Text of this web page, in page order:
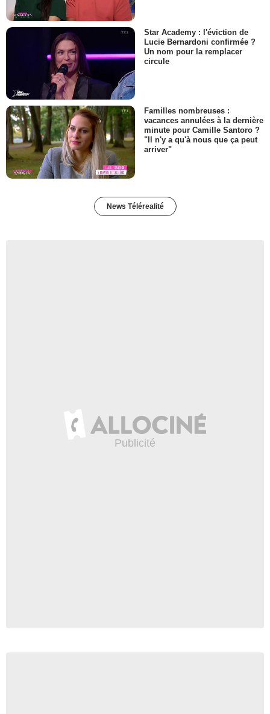
Star Academy : l'éviction de
Lucie Bernardoni confirmée ?
Un nom pour la remplacer
circule
Familles nombreuses :
vacances annulées à la dernière
minute pour Camille Santoro ?
"Il n'y a qu'à nous que ça peut
arriver"
News Télérealité